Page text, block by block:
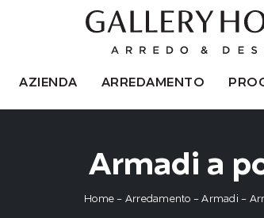
AZIENDA ARREDAMENTO
Armadi a
Home - Arredamento -Armadi -